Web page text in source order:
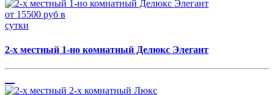
от 15500 руб в
сутки
2-х местный 1-но комнатный Делюкс Элегант